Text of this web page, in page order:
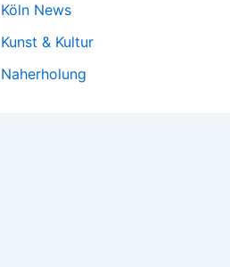
Köln News
Kunst & Kultur
Naherholung